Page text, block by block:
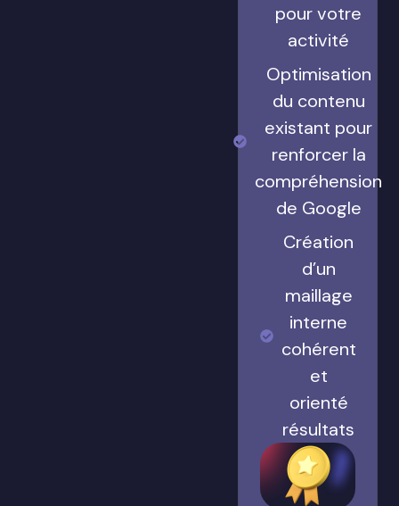
pour votre
activité
Optimisation
du contenu
existant pour
renforcer la
compréhension
de Google
Création
d’un
maillage
interne
cohérent
et
orienté
résultats